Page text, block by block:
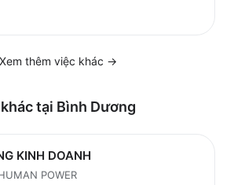
Xem thêm việc khác →
tại Bình Dương
KINH DOANH
POWER